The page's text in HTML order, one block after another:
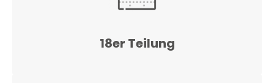
18er Teilung